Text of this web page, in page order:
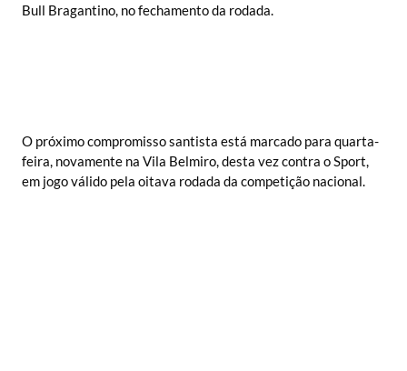
Bull Bragantino, no fechamento da rodada.
O próximo compromisso santista está marcado para quarta-
feira, novamente na Vila Belmiro, desta vez contra o Sport,
em jogo válido pela oitava rodada da competição nacional.